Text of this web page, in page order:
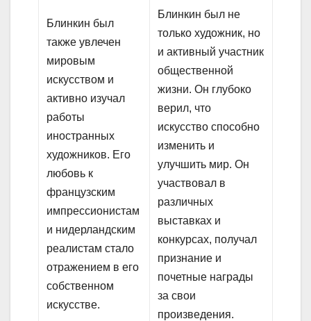
Блинкин был
также увлечен
мировым
искусством и
активно изучал
работы
иностранных
художников. Его
любовь к
французским
импрессионистам
и нидерландским
реалистам стало
отражением в его
собственном
искусстве.
Блинкин был не
только художник, но
и активный участник
общественной
жизни. Он глубоко
верил, что
искусство способно
изменить и
улучшить мир. Он
участвовал в
различных
выставках и
конкурсах, получал
признание и
почетные награды
за свои
произведения.